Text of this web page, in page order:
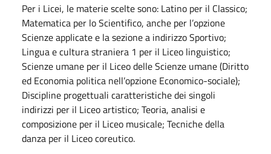
Per i Licei, le materie scelte sono: Latino per il Classico;
Matematica per lo Scientifico, anche per l’opzione
Scienze applicate e la sezione a indirizzo Sportivo;
Lingua e cultura straniera 1 per il Liceo linguistico;
Scienze umane per il Liceo delle Scienze umane (Diritto
ed Economia politica nell’opzione Economico-sociale);
Discipline progettuali caratteristiche dei singoli
indirizzi per il Liceo artistico; Teoria, analisi e
composizione per il Liceo musicale; Tecniche della
danza per il Liceo coreutico.